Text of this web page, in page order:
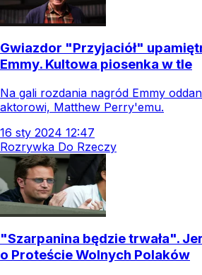
Gwiazdor "Przyjaciół"
Emmy. Kultowa piosenka w tle
Na gali rozdania nagród Emmy
aktorowi, Matthew Perry'emu.
16 sty 2024 12:47
Rozrywka Do Rzeczy
"Szarpanina będzie trwała".
o Proteście Wolnych Polaków